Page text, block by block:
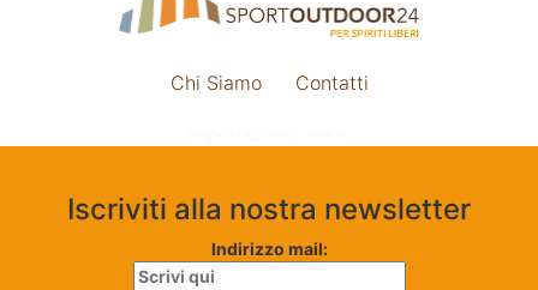
Chi Siamo Contatti
Iscriviti alla nostra newsletter
Indirizzo mail: